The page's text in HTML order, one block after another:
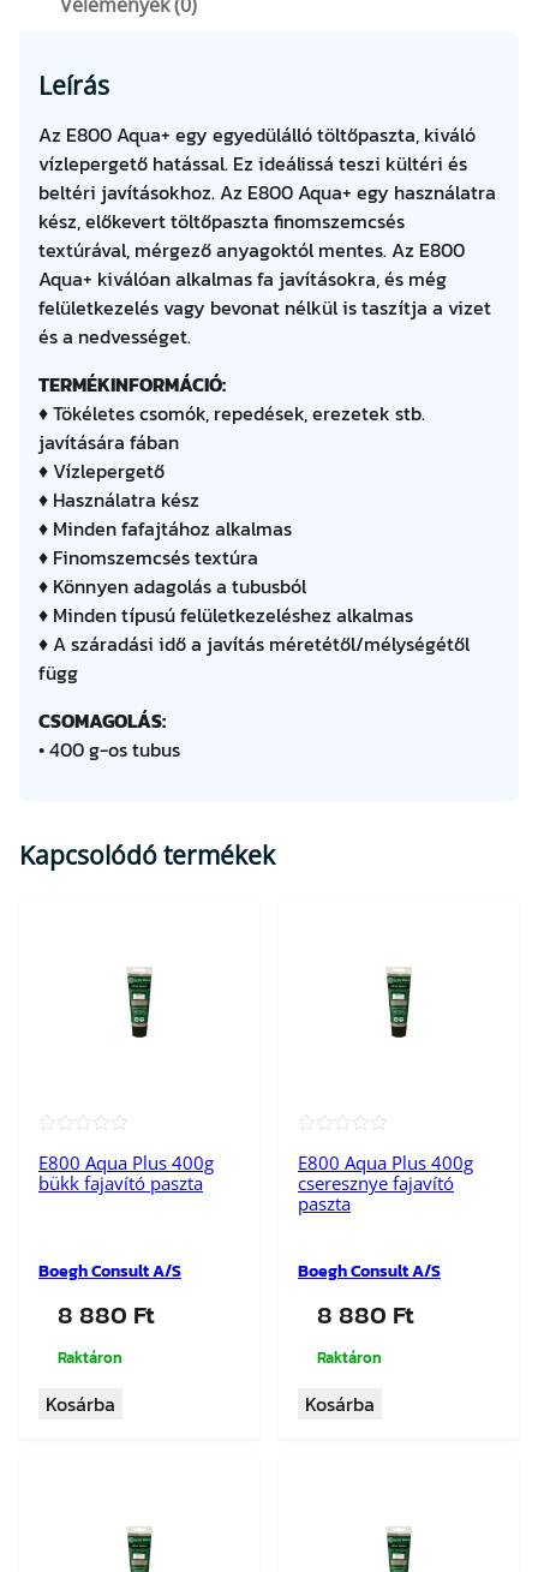
a
n
y
i
s
é
g
Leírás
Az E800 Aqua+ egy egyedülálló töltőpaszta, kiváló
vízlepergető hatással. Ez ideálissá teszi kültéri és
beltéri javításokhoz. Az E800 Aqua+ egy használatra
kész, előkevert töltőpaszta finomszemcsés
textúrával, mérgező anyagoktól mentes. Az E800
Aqua+ kiválóan alkalmas fa javításokra, és még
felületkezelés vagy bevonat nélkül is taszítja a vizet
és a nedvességet.
TERMÉKINFORMÁCIÓ:
♦ Tökéletes csomók, repedések, erezetek stb.
javítására fában
♦ Vízlepergető
♦ Használatra kész
♦ Minden fafajtához alkalmas
♦ Finomszemcsés textúra
♦ Könnyen adagolás a tubusból
♦ Minden típusú felületkezeléshez alkalmas
♦ A száradási idő a javítás méretétől/mélységétől
függ
CSOMAGOLÁS:
• 400 g-os tubus
Kapcsolódó termékek
E800 Aqua Plus 400g
bükk fajavító paszta
Boegh Consult A/S
8 880 Ft
Raktáron
Kosárba
E800 Aqua Plus 400g
cseresznye fajavító
paszta
Boegh Consult A/S
8 880 Ft
Raktáron
Kosárba